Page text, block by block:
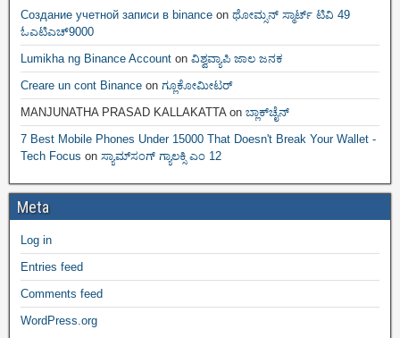
Создание учетной записи в binance on ಥೋಮ್ಸನ್ ಸ್ಮಾರ್ಟ್‌ ಟಿವಿ 49
ಓಎಟಿಎಚ್9000
Lumikha ng Binance Account on ವಿಶ್ವವ್ಯಾಪಿ ಜಾಲ ಜನಕ
Creare un cont Binance on ಗ್ಲೂಕೋಮೀಟರ್
MANJUNATHA PRASAD KALLAKATTAon ಬ್ಲಾಕ್‌ಚೈನ್‌
7 Best Mobile Phones Under 15000 That Doesn't Break Your Wallet -
Tech Focus on ಸ್ಯಾಮ್‌ಸಂಗ್ ಗ್ಯಾಲಕ್ಸಿ ಎಂ 12
Meta
Log in
Entries feed
Comments feed
WordPress.org